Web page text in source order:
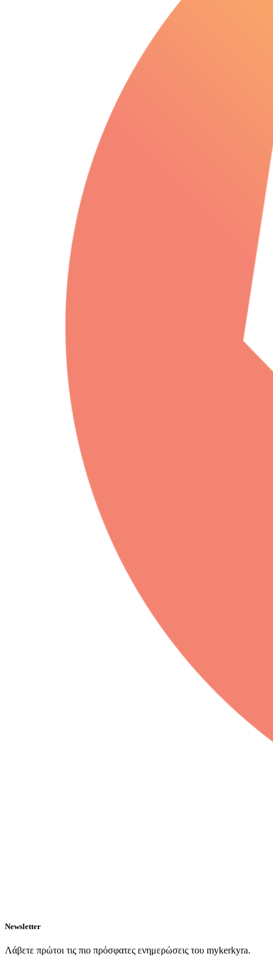
Newsletter
Λάβετε πρώτοι τις πιο πρόσφατες ενημερώσεις του mykerkyra.